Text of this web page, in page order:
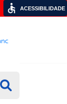
ACESSIBILIDADE